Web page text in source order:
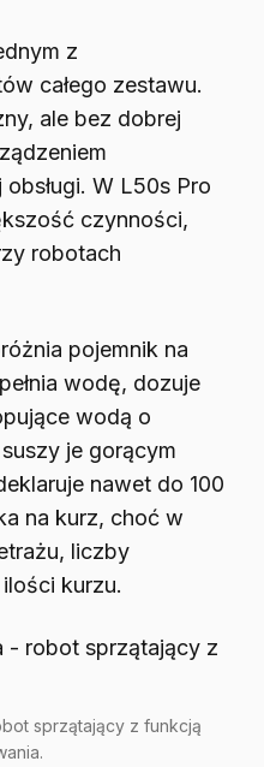
z
całego zestawu.
ale bez dobrej
W L50s Pro
czynności,
robotach
pojemnik na
wodę, dozuje
wodą o
je gorącym
nawet do 100
na kurz, choć w
liczby
kurzu.
sprzątający z funkcją